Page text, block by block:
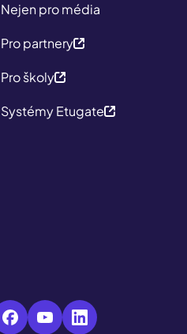
Nejen pro média
Pro partnery
Pro školy
Systémy Etugate